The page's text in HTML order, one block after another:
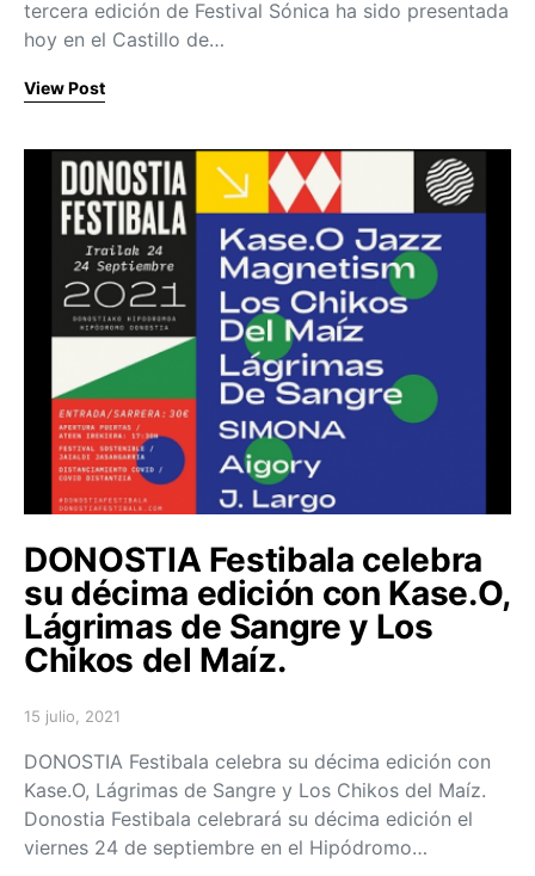
tercera edición de Festival Sónica ha sido presentada
hoy en el Castillo de…
View Post
DONOSTIA Festibala celebra
su décima edición con Kase.O,
Lágrimas de Sangre y Los
Chikos del Maíz.
Posted on
15 julio, 2021
DONOSTIA Festibala celebra su décima edición con
Kase.O, Lágrimas de Sangre y Los Chikos del Maíz.
Donostia Festibala celebrará su décima edición el
viernes 24 de septiembre en el Hipódromo…